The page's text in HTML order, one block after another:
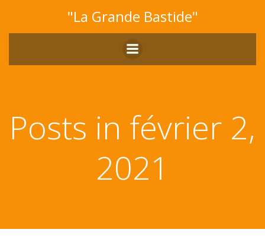
au
contenu
"La Grande Bastide"
Posts in février 2,
2021